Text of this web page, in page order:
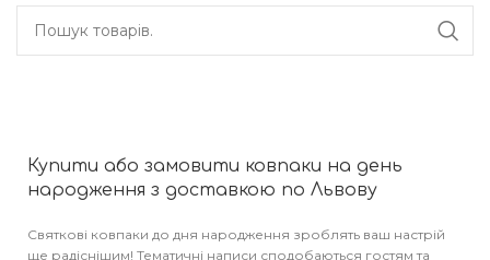
Купити або замовити ковпаки на день
народження з доставкою по Львову
Святкові ковпаки до дня народження зроблять ваш настрій
ще радіснішим! Тематичні написи сподобаються гостям та